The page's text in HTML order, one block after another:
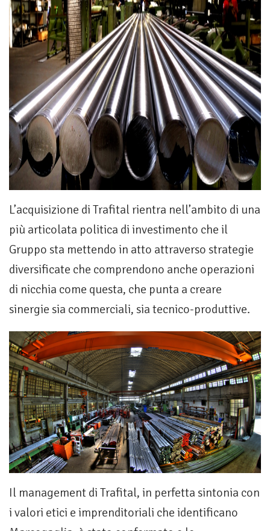
L’acquisizione di Trafital rientra nell’ambito di una
più articolata politica di investimento che il
Gruppo sta mettendo in atto attraverso strategie
diversificate che comprendono anche operazioni
di nicchia come questa, che punta a creare
sinergie sia commerciali, sia tecnico-produttive.
Il management di Trafital, in perfetta sintonia con
i valori etici e imprenditoriali che identificano